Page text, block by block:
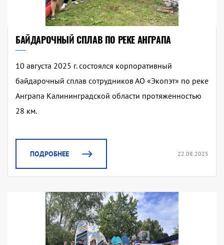
БАЙДАРОЧНЫЙ СПЛАВ ПО РЕКЕ АНГРАПА
10 августа 2025 г. состоялся корпоративный
байдарочный сплав сотрудников АО «Экопэт» по реке
Анграпа Калининградской области протяженностью
28 км.
ПОДРОБНЕЕ 22.08.2025